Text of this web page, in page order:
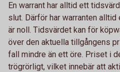
En warrant har alltid ett
slut. Därför har warranten
är noll. Tidsvärdet kan för
över den aktuella tillgångens
fall mindre än ett öre. Priset i
trögrörligt, vilket innebär att